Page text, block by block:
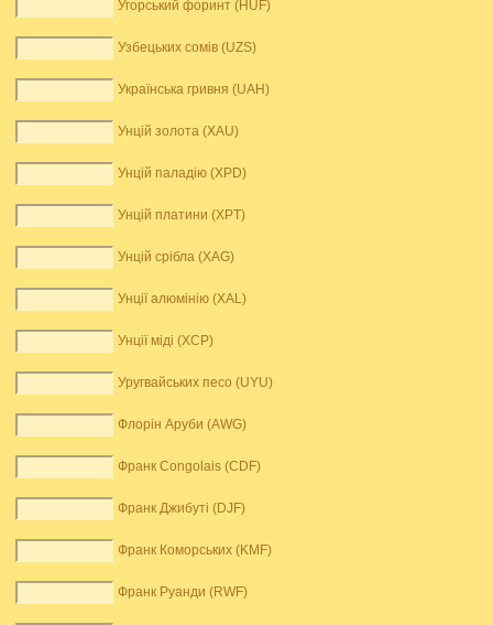
Угорський форинт (HUF)
Узбецьких сомів (UZS)
Українська гривня (UAH)
Унцій золота (XAU)
Унцій паладію (XPD)
Унцій платини (XPT)
Унцій срібла (XAG)
Унції алюмінію (XAL)
Унції міді (XCP)
Уругвайських песо (UYU)
Флорін Аруби (AWG)
Франк Congolais (CDF)
Франк Джибуті (DJF)
Франк Коморських (KMF)
Франк Руанди (RWF)